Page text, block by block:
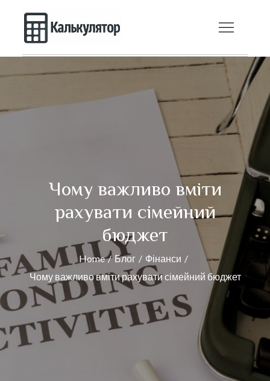
content
Блог | Онлайн
Калькулятор —
поради з
математики
Чому важливо вміти
рахувати сімейний
бюджет
Home Блог
Фінанси
Чому важливо вміти рахувати сімейний бюджет